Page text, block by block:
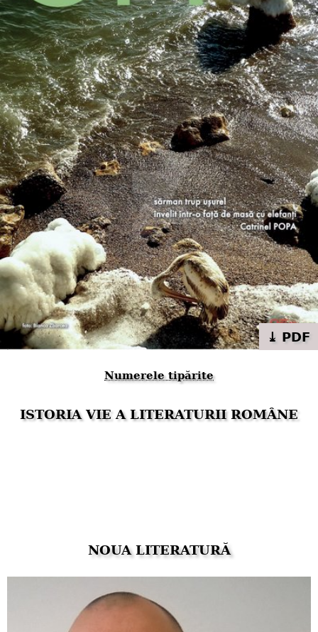
⤓ PDF
Numerele tipărite
ISTORIA VIE A LITERATURII ROMÂNE
NOUA LITERATURĂ